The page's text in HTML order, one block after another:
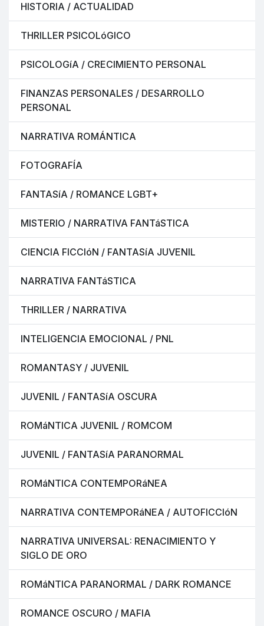
HISTORIA / ACTUALIDAD
THRILLER PSICOLóGICO
PSICOLOGíA / CRECIMIENTO PERSONAL
FINANZAS PERSONALES / DESARROLLO
PERSONAL
NARRATIVA ROMÁNTICA
FOTOGRAFÍA
FANTASíA / ROMANCE LGBT+
MISTERIO / NARRATIVA FANTáSTICA
CIENCIA FICCIóN / FANTASíA JUVENIL
NARRATIVA FANTáSTICA
THRILLER / NARRATIVA
INTELIGENCIA EMOCIONAL / PNL
ROMANTASY / JUVENIL
JUVENIL / FANTASíA OSCURA
ROMáNTICA JUVENIL / ROMCOM
JUVENIL / FANTASíA PARANORMAL
ROMáNTICA CONTEMPORáNEA
NARRATIVA CONTEMPORáNEA / AUTOFICCIóN
NARRATIVA UNIVERSAL: RENACIMIENTO Y
SIGLO DE ORO
ROMáNTICA PARANORMAL / DARK ROMANCE
ROMANCE OSCURO / MAFIA